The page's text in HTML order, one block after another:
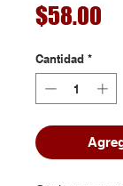
$58.00
Cantidad *